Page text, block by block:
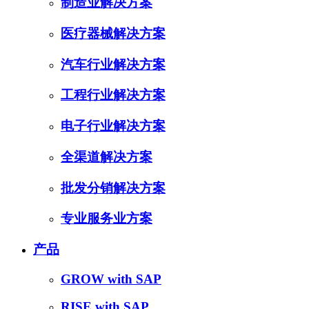
医疗器械解决方案
汽车行业解决方案
工程行业解决方案
电子行业解决方案
全渠道解决方案
批发分销解决方案
专业服务业方案
产品
GROW with SAP